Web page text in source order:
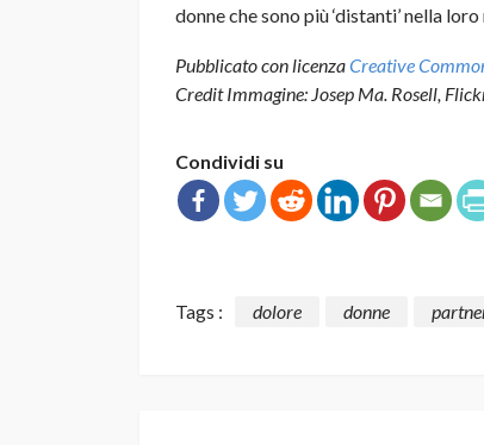
donne che sono più ‘distanti’ nella
Pubblicato con licenzaCreative
Credit Immagine: Josep Ma. Rosell,
Condividi su
Tags : dolore donne